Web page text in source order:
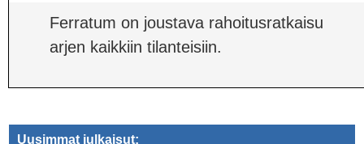
Ferratum on joustava rahoitusratkaisu
arjen kaikkiin tilanteisiin.
Uusimmat julkaisut: